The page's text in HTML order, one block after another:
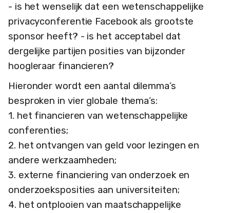
- is het wenselijk dat een wetenschappelijke
privacyconferentie Facebook als grootste
sponsor heeft? - is het acceptabel dat
dergelijke partijen posities van bijzonder
hoogleraar financieren?
Hieronder wordt een aantal dilemma’s
besproken in vier globale thema’s:
1. het financieren van wetenschappelijke
conferenties;
2. het ontvangen van geld voor lezingen en
andere werkzaamheden;
3. externe financiering van onderzoek en
onderzoeksposities aan universiteiten;
4. het ontplooien van maatschappelijke